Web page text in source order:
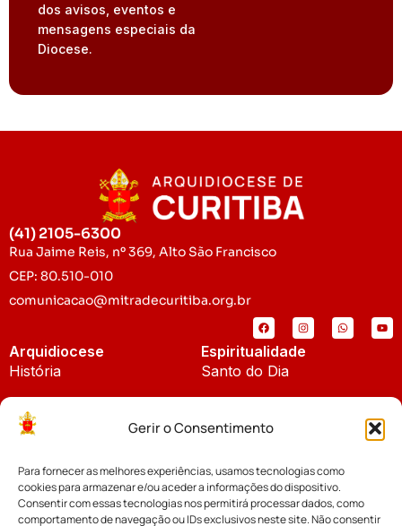
Gerir o Consentimento
Para fornecer as melhores experiências, usamos tecnologias como
cookies para armazenar e/ou aceder a informações do dispositivo.
Consentir com essas tecnologias nos permitirá processar dados, como
comportamento de navegação ou IDs exclusivos neste site. Não consentir
dos avisos, eventos e
mensagens especiais da
Diocese.
(41) 2105-6300
Rua Jaime Reis, nº 369, Alto São Francisco
CEP: 80.510-010
comunicacao@mitradecuritiba.org.br
Arquidiocese
História
Padroeira
Espiritualidade
Santo do Dia
Notícias
Notícias da Arquidiocese
Cúria Diocesana
Fundo Diocesano